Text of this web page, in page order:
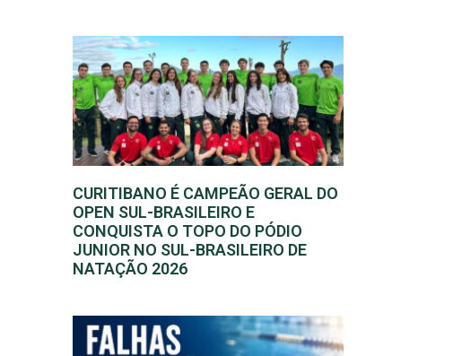
CURITIBANO É CAMPEÃO GERAL DO
OPEN SUL-BRASILEIRO E
CONQUISTA O TOPO DO PÓDIO
JUNIOR NO SUL-BRASILEIRO DE
NATAÇÃO 2026